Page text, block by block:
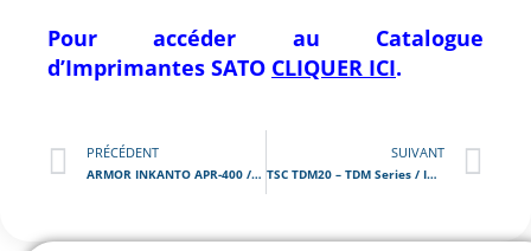
Pour accéder au Catalogue
d’Imprimantes SATO CLIQUER ICI.
PRÉCÉDENT
ARMOR INKANTO APR-400 / Ruban transfert thermique qualité Cire Résine
SUIVANT
TSC TDM20 – TDM Series / Imprimante portable de tickets / reçus thermiques